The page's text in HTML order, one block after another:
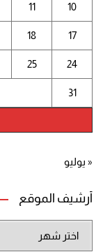
10
11
17
18
24
25
31
« يوليو
أرشيف الموقع
الموقع